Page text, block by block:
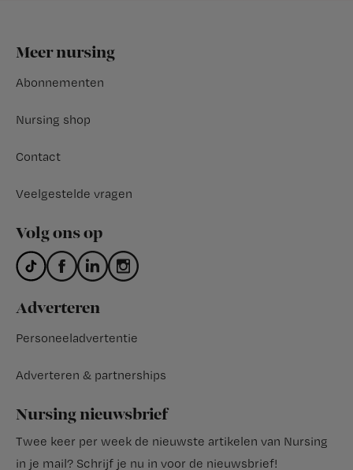
Footer
Meer nursing
Abonnementen
Nursing shop
Contact
Veelgestelde vragen
Volg ons op
Adverteren
Personeeladvertentie
Adverteren & partnerships
Nursing nieuwsbrief
Twee keer per week de nieuwste artikelen van Nursing
in je mail? Schrijf je nu in voor de nieuwsbrief!